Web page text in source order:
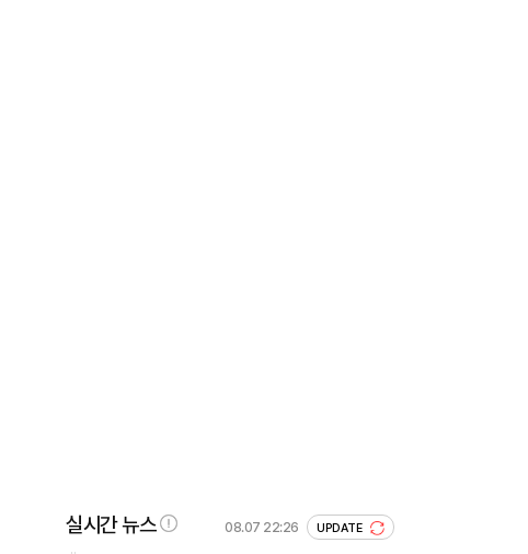
실시간 뉴스 08.07 22:26 UPDATE